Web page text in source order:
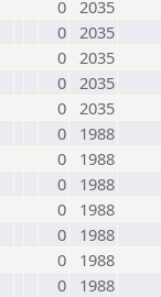
0 2035
0 2035
0 2035
0 2035
0 2035
0
1988
0
1988
0
1988
0
1988
0
1988
0
1988
0
1988